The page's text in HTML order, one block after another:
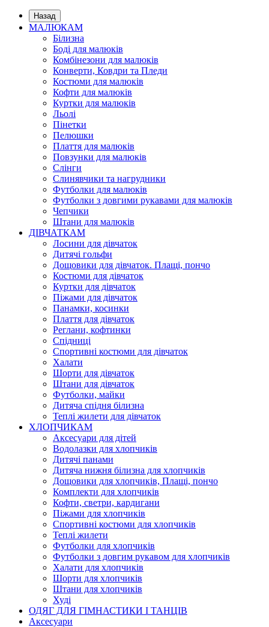
Назад
МАЛЮКАМ
Білизна
Боді для малюків
Комбінезони для малюків
Конверти, Ковдри та Пледи
Костюми для малюків
Кофти для малюків
Куртки для малюків
Льолі
Пінетки
Пелюшки
Плаття для малюків
Повзунки для малюків
Слінги
Слинявчики та нагрудники
Футболки для малюків
Футболки з довгими рукавами для малюків
Чепчики
Штани для малюків
ДІВЧАТКАМ
Лосини для дівчаток
Дитячі гольфи
Дощовики для дівчаток. Плащі, пончо
Костюми для дівчаток
Куртки для дівчаток
Піжами для дівчаток
Панамки, косинки
Плаття для дівчаток
Реглани, кофтинки
Спідниці
Спортивні костюми для дівчаток
Халати
Шорти для дівчаток
Штани для дівчаток
Футболки, майки
Дитяча спідня білизна
Теплі жилети для дівчаток
ХЛОПЧИКАМ
Аксесуари для дітей
Водолазки для хлопчиків
Дитячі панами
Дитяча нижня білизна для хлопчиків
Дощовики для хлопчиків, Плащі, пончо
Комплекти для хлопчиків
Кофти, светри, кардигани
Піжами для хлопчиків
Спортивні костюми для хлопчиків
Теплі жилети
Футболки для хлопчиків
Футболки з довгим рукавом для хлопчиків
Халати для хлопчиків
Шорти для хлопчиків
Штани для хлопчиків
Худі
ОДЯГ ДЛЯ ГІМНАСТИКИ І ТАНЦІВ
Аксесуари